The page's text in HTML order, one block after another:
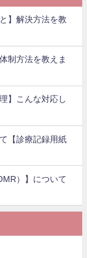
】解決方法を教
制方法を教えま
】こんな対応し
【診療記録用紙
）】について